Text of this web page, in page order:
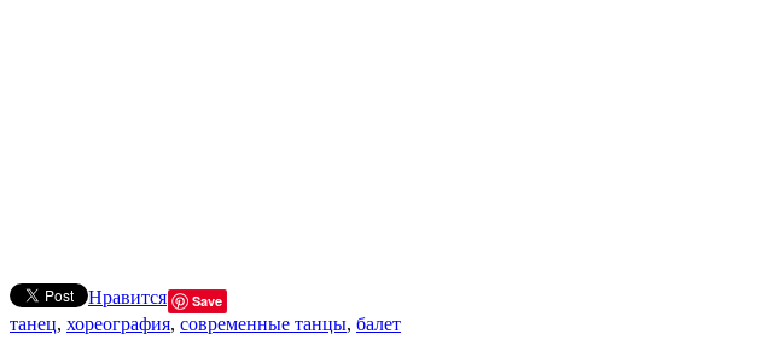
Нравится Save
танец, хореография, современные танцы, балет